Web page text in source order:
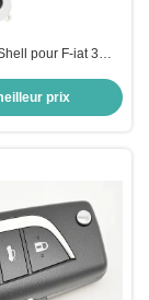
pour F-iat 3
de couleur
prix